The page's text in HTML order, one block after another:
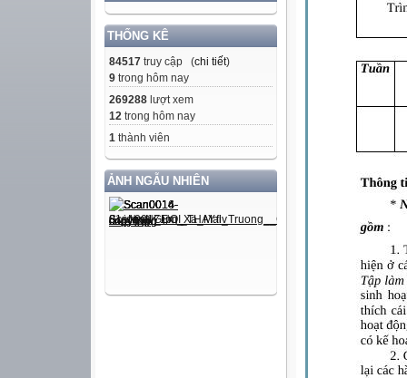
THỐNG KÊ
84517 truy cập (chi tiết)
9 trong hôm nay
269288 lượt xem
12 trong hôm nay
1 thành viên
ẢNH NGẪU NHIÊN